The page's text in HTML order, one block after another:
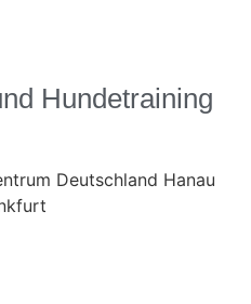
Hundetraining